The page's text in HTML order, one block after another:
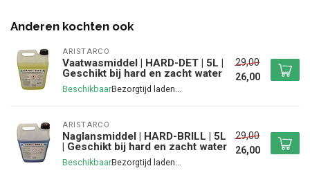
Anderen kochten ook
ARISTARCO
Vaatwasmiddel | HARD-DET | 5L |
Geschikt bij hard en zacht water
Beschikbaar
29,00
26,00
ARISTARCO
Naglansmiddel | HARD-BRILL | 5L
| Geschikt bij hard en zacht water
Beschikbaar
29,00
26,00